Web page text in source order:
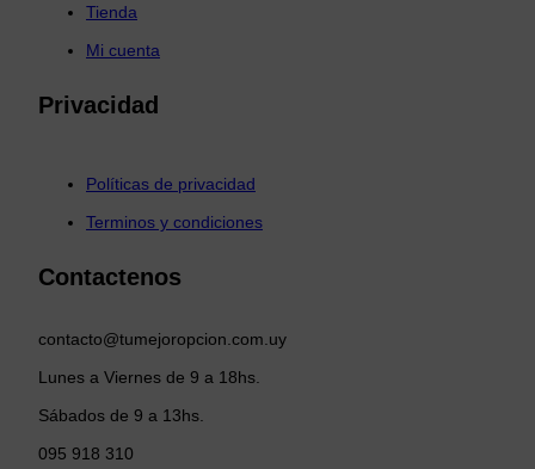
Tienda
Mi cuenta
Privacidad
Políticas de privacidad
Terminos y condiciones
Contactenos
contacto@tumejoropcion.com.uy
Lunes a Viernes de 9 a 18hs.
Sábados de 9 a 13hs.
095 918 310